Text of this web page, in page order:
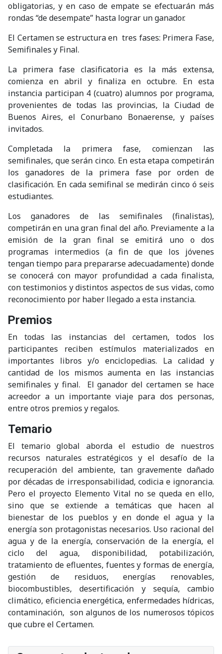
obligatorias, y en caso de empate se efectuarán más
rondas “de desempate” hasta lograr un ganador.
El Certamen se estructura en tres fases: Primera Fase,
Semifinales y Final.
La primera fase clasificatoria es la más extensa,
comienza en abril y finaliza en octubre. En esta
instancia participan 4 (cuatro) alumnos por programa,
provenientes de todas las provincias, la Ciudad de
Buenos Aires, el Conurbano Bonaerense, y países
invitados.
Completada la primera fase, comienzan las
semifinales, que serán cinco. En esta etapa competirán
los ganadores de la primera fase por orden de
clasificación. En cada semifinal se medirán cinco ó seis
estudiantes.
Los ganadores de las semifinales (finalistas),
competirán en una gran final del año. Previamente a la
emisión de la gran final se emitirá uno o dos
programas intermedios (a fin de que los jóvenes
tengan tiempo para prepararse adecuadamente) donde
se conocerá con mayor profundidad a cada finalista,
con testimonios y distintos aspectos de sus vidas, como
reconocimiento por haber llegado a esta instancia.
Premios
En todas las instancias del certamen, todos los
participantes reciben estímulos materializados en
importantes libros y/o enciclopedias. La calidad y
cantidad de los mismos aumenta en las instancias
semifinales y final. El ganador del certamen se hace
acreedor a un importante viaje para dos personas,
entre otros premios y regalos.
Temario
El temario global aborda el estudio de nuestros
recursos naturales estratégicos y el desafío de la
recuperación del ambiente, tan gravemente dañado
por décadas de irresponsabilidad, codicia e ignorancia.
Pero el proyecto Elemento Vital no se queda en ello,
sino que se extiende a temáticas que hacen al
bienestar de los pueblos y en donde el agua y la
energía son protagonistas necesarios. Uso racional del
agua y de la energía, conservación de la energía, el
ciclo del agua, disponibilidad, potabilización,
tratamiento de efluentes, fuentes y formas de energía,
gestión de residuos, energías renovables,
biocombustibles, desertificación y sequía, cambio
climático, eficiencia energética, enfermedades hídricas,
contaminación, son algunos de los numerosos tópicos
que cubre el Certamen.